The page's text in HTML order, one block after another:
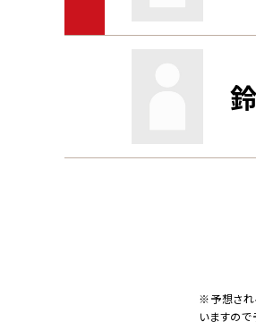
※予想され
いますので